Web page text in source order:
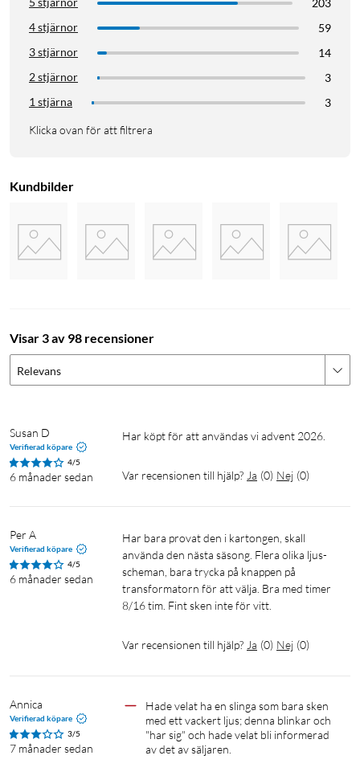
203
4 stjärnor
59
3 stjärnor
14
2 stjärnor
3
1 stjärna
3
Klicka ovan för att filtrera
Kundbilder
Visar 3 av 98 recensioner
Relevans
Susan D
Verifierad köpare
4/5
6 månader sedan
Har köpt för att användas vi advent 2026.
Var recensionen till hjälp? Ja (0) Nej (0)
Per A
Verifierad köpare
4/5
6 månader sedan
Har bara provat den i kartongen, skall
använda den nästa säsong. Flera olika ljus-
scheman, bara trycka på knappen på
transformatorn för att välja. Bra med timer
8/16 tim. Fint sken inte för vitt.
Var recensionen till hjälp? Ja (0) Nej (0)
Annica
Verifierad köpare
3/5
7 månader sedan
Hade velat ha en slinga som bara sken
med ett vackert ljus; denna blinkar och
"har sig" och hade velat bli informerad
av det av säljaren.